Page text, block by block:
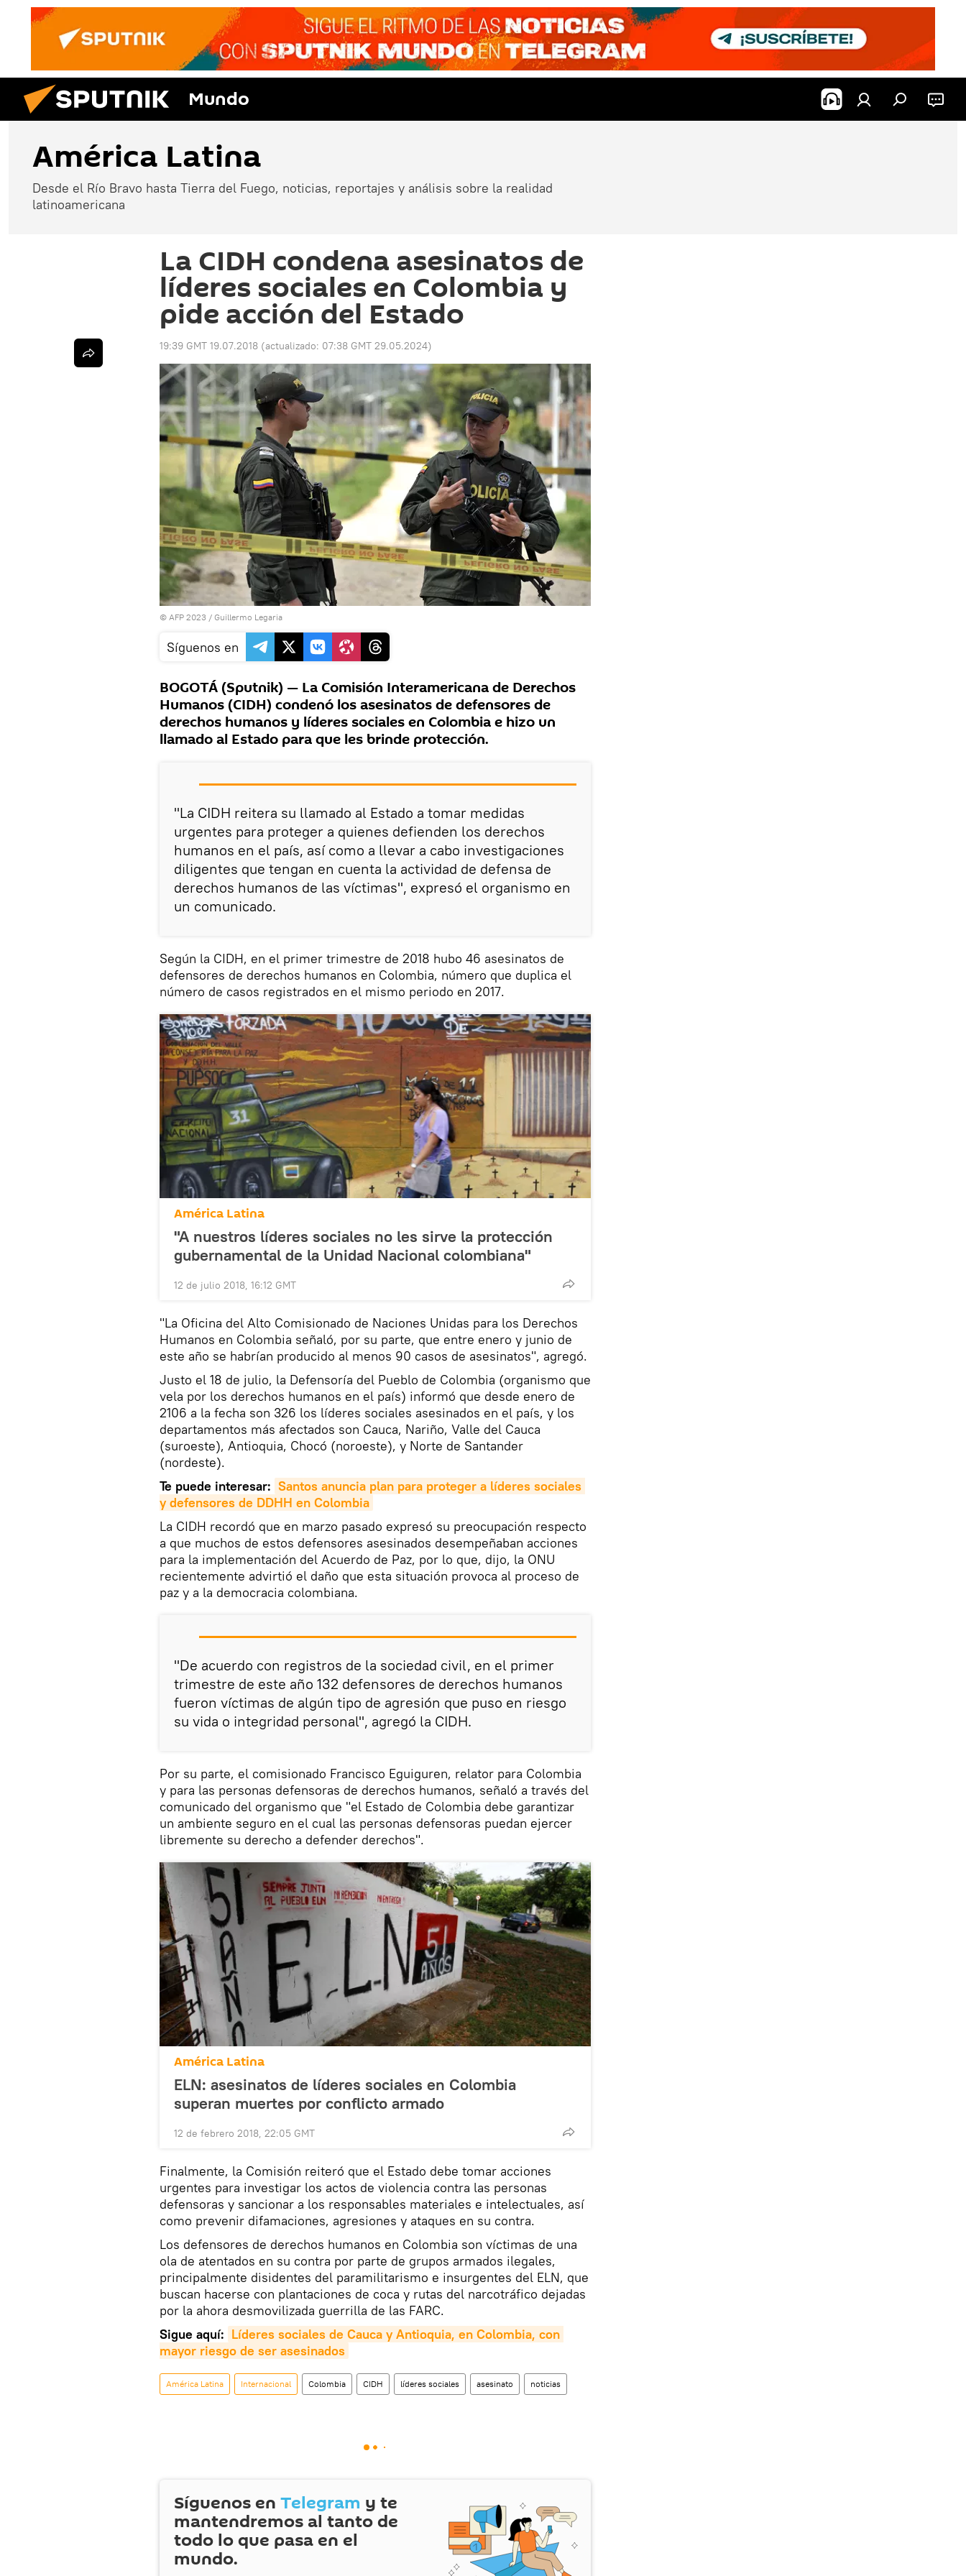
Mundo
América Latina
Desde el Río Bravo hasta Tierra del Fuego, noticias, reportajes y análisis sobre la realidad
latinoamericana
La CIDH condena asesinatos de
líderes sociales en Colombia y
pide acción del Estado
19:39 GMT 19.07.2018 (actualizado: 07:38 GMT 29.05.2024)
© AFP 2023 / Guillermo Legaria
Síguenos en
BOGOTÁ (Sputnik) — La Comisión Interamericana de Derechos
Humanos (CIDH) condenó los asesinatos de defensores de
derechos humanos y líderes sociales en Colombia e hizo un
llamado al Estado para que les brinde protección.
"La CIDH reitera su llamado al Estado a tomar medidas
urgentes para proteger a quienes defienden los derechos
humanos en el país, así como a llevar a cabo investigaciones
diligentes que tengan en cuenta la actividad de defensa de
derechos humanos de las víctimas", expresó el organismo en
un comunicado.
Según la CIDH, en el primer trimestre de 2018 hubo 46 asesinatos de
defensores de derechos humanos en Colombia, número que duplica el
número de casos registrados en el mismo periodo en 2017.
América Latina
"A nuestros líderes sociales no les sirve la protección
gubernamental de la Unidad Nacional colombiana"
12 de julio 2018, 16:12 GMT
"La Oficina del Alto Comisionado de Naciones Unidas para los Derechos
Humanos en Colombia señaló, por su parte, que entre enero y junio de
este año se habrían producido al menos 90 casos de asesinatos", agregó.
Justo el 18 de julio, la Defensoría del Pueblo de Colombia (organismo que
vela por los derechos humanos en el país) informó que desde enero de
2106 a la fecha son 326 los líderes sociales asesinados en el país, y los
departamentos más afectados son Cauca, Nariño, Valle del Cauca
(suroeste), Antioquia, Chocó (noroeste), y Norte de Santander
(nordeste).
Te puede interesar: Santos anuncia plan para proteger a líderes sociales
y defensores de DDHH en Colombia
La CIDH recordó que en marzo pasado expresó su preocupación respecto
a que muchos de estos defensores asesinados desempeñaban acciones
para la implementación del Acuerdo de Paz, por lo que, dijo, la ONU
recientemente advirtió el daño que esta situación provoca al proceso de
paz y a la democracia colombiana.
"De acuerdo con registros de la sociedad civil, en el primer
trimestre de este año 132 defensores de derechos humanos
fueron víctimas de algún tipo de agresión que puso en riesgo
su vida o integridad personal", agregó la CIDH.
Por su parte, el comisionado Francisco Eguiguren, relator para Colombia
y para las personas defensoras de derechos humanos, señaló a través del
comunicado del organismo que "el Estado de Colombia debe garantizar
un ambiente seguro en el cual las personas defensoras puedan ejercer
libremente su derecho a defender derechos".
América Latina
ELN: asesinatos de líderes sociales en Colombia
superan muertes por conflicto armado
12 de febrero 2018, 22:05 GMT
Finalmente, la Comisión reiteró que el Estado debe tomar acciones
urgentes para investigar los actos de violencia contra las personas
defensoras y sancionar a los responsables materiales e intelectuales, así
como prevenir difamaciones, agresiones y ataques en su contra.
Los defensores de derechos humanos en Colombia son víctimas de una
ola de atentados en su contra por parte de grupos armados ilegales,
principalmente disidentes del paramilitarismo e insurgentes del ELN, que
buscan hacerse con plantaciones de coca y rutas del narcotráfico dejadas
por la ahora desmovilizada guerrilla de las FARC.
Sigue aquí: Líderes sociales de Cauca y Antioquia, en Colombia, con
mayor riesgo de ser asesinados
América Latina Internacional Colombia CIDH líderes sociales asesinato noticias
Síguenos en Telegram y te
mantendremos al tanto de
todo lo que pasa en el
mundo.